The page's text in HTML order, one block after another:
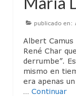
Material
Servicio
publicado en:
Albert
René Char
derrumbe”.
mismo en
era apenas
… Continuar